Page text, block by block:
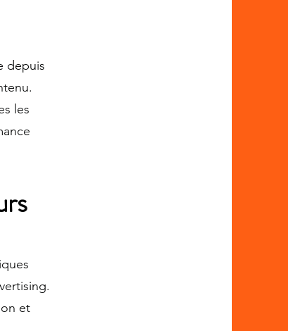
depuis
les
et